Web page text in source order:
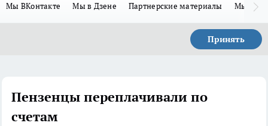
Мы ВКонтакте Мы в Дзене Партнерские материалы Мы в
Принять
Пензенцы переплачивали по
счетам